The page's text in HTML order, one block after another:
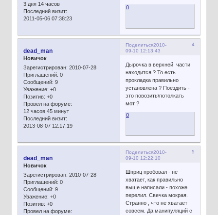
3 дня 14 часов
Последний визит:
2011-05-06 07:38:23
0
Поделиться 4
2010-
09-10 12:13:43
dead_man
Новичок
Зарегистрирован: 2010-07-28
Приглашений: 0
Сообщений: 9
Уважение: +0
Позитив: +0
Провел на форуме:
12 часов 45 минут
Последний визит:
2013-08-07 12:17:19
Дырочка в верхней части
находится ? То есть
прокладка правильно
установлена ? Поездить -
это повозить\потолкать
мот ?
0
Поделиться 5
2010-
09-10 12:22:10
dead_man
Новичок
Зарегистрирован: 2010-07-28
Приглашений: 0
Сообщений: 9
Уважение: +0
Позитив: +0
Провел на форуме:
Шприц пробовал - не
хватает, как правильно
выше написали - похоже
перелил. Свечка мокрая.
Странно , что не хватает
совсем. Да манипуляций с